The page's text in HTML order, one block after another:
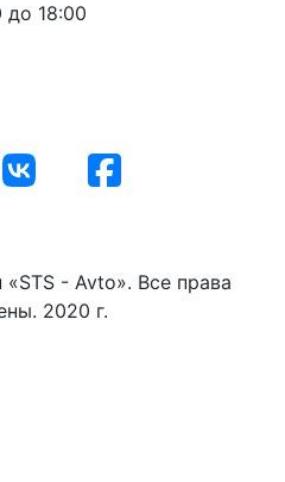
до 18:00
- Avto». Все права
2020 г.